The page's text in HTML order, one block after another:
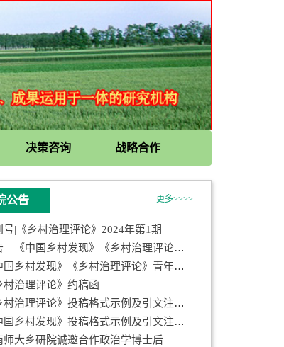
决策咨询 战略合作
公告 更多>>>>
号|《乡村治理评论》2024年第1期
公告｜《中国乡村发现》《乡村治理评论》第一届青年编委会成员名
《中国乡村发现》《乡村治理评论》青年编委招募启事
村治理评论》约稿函
《乡村治理评论》投稿格式示例及引文注释规范
《中国乡村发现》投稿格式示例及引文注释规范
师大乡研院诚邀合作政治学博士后